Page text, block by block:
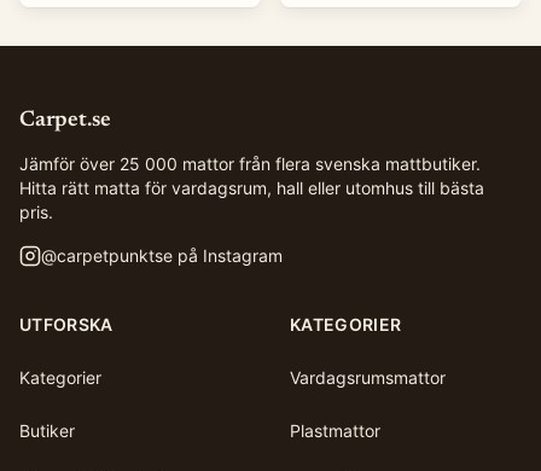
Carpet.se
Jämför över 25 000 mattor från flera svenska mattbutiker.
Hitta rätt matta för vardagsrum, hall eller utomhus till bästa
pris.
@carpetpunktse på Instagram
UTFORSKA
Kategorier
Butiker
KATEGORIER
Vardagsrumsmattor
Plastmattor